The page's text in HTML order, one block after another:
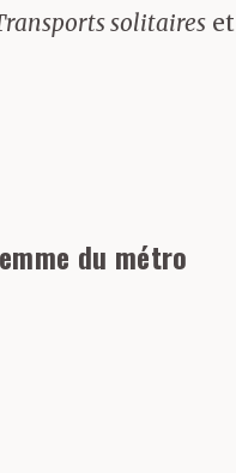
solitaires et
du métro